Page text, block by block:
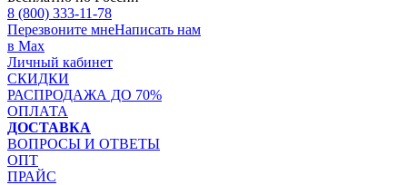
8 (800) 333-11-78
Перезвоните мнеНаписать нам
в Max
Личный кабинет
СКИДКИ
РАСПРОДАЖА ДО 70%
ОПЛАТА
ДОСТАВКА
ВОПРОСЫ И ОТВЕТЫ
ОПТ
ПРАЙС